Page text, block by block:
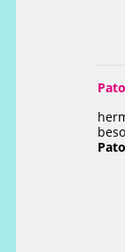
Pato
Pato